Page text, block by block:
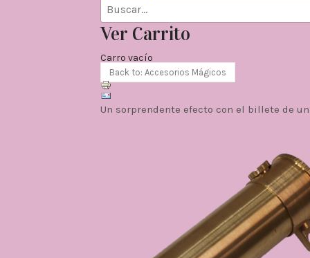
Ver Carrito
Carro vacío
Back to: Accesorios Mágicos
Un sorprendente efecto con el billete de